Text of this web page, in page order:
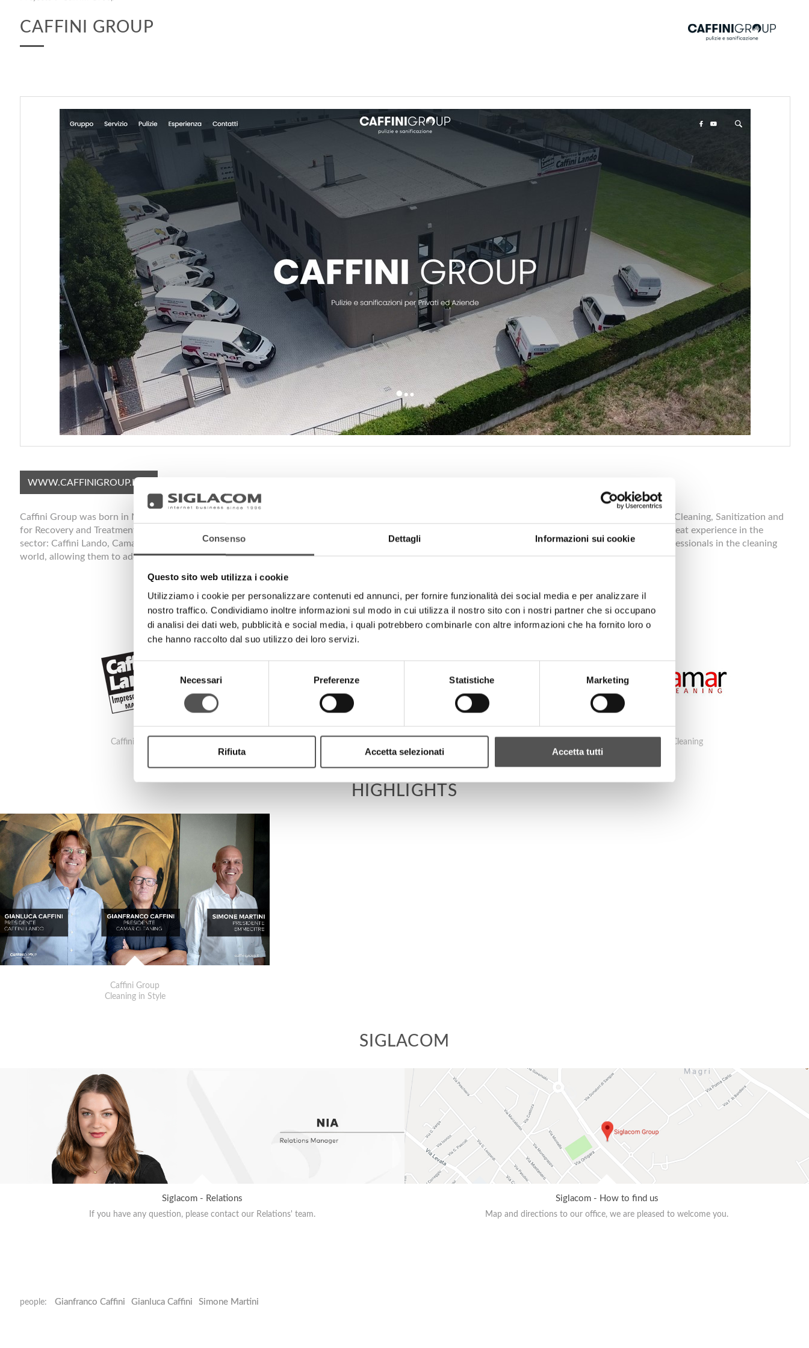
Consenso Dettagli Informazioni sui cookie
Questo sito web utilizza i cookie
Utilizziamo i cookie per personalizzare contenuti ed annunci, per fornire funzionalità dei social media e per analizzare il
nostro traffico. Condividiamo inoltre informazioni sul modo in cui utilizza il nostro sito con i nostri partner che si occupano
di analisi dei dati web, pubblicità e social media, i quali potrebbero combinarle con altre informazioni che ha fornito loro o
che hanno raccolto dal suo utilizzo dei loro servizi.
consenso
Necessari Preferenze Statistiche Marketing
Rifiuta Accetta selezionati Accetta tutti
CAFFINI GROUP
WWW.CAFFINIGROUP.IT
Caffini Group was born in Mantua from the desire to propose itself as a single interlocutor for the cleaning of Civil and Industrial Spaces, for Extraordinary Cleaning, Sanitization and
for Recovery and Treatment of any floor. The Group is composed of three realities that have been present in the Mantua area for years and have acquired great experience in the
sector: Caffini Lando, Camar Cleaning, Emmecitre. Realities composed of People who have learned important know-how that makes Caffini Group true professionals in the cleaning
world, allowing them to address a professional market, at professionals.
PROJECTS
Caffini Lando Camar Cleaning
Caffini Group
Cleaning in Style
SIGLACOM
Siglacom - Relations
If you have any question, please contact our Relations' team.
Siglacom - How to find us
Map and directions to our office, we are pleased to welcome you.
people: Gianfranco Caffini Gianluca Caffini Simone Martini